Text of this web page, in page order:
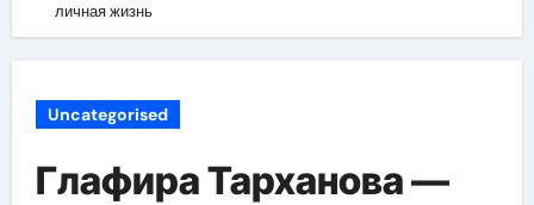
личная жизнь
Uncategorised
Глафира Тарханова —